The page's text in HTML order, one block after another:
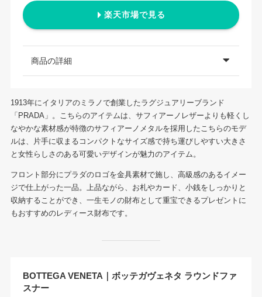
楽天市場で見る
商品の詳細
1913年にイタリアのミラノで創業したラグジュアリーブランド
「PRADA」。こちらのアイテムは、サフィアーノレザーよりも軽くし
なやかな素材感が特徴のサフィアーノメタルを採用したこちらのモデ
ルは、片手に収まるコンパクトなサイズ感で持ち運びしやすい大きさ
と女性らしさのある可愛いデザインが魅力のアイテム。
フロント部分にプラダのロゴを金具素材で施し、高級感のあるイメー
ジで仕上がった一品。上品ながら、お札やカード、小銭をしっかりと
収納することができ、一生モノの財布として重宝できるプレゼントに
もおすすめのレディース財布です。
BOTTEGA VENETA｜ボッテガヴェネタ ラウンドファ
スナー